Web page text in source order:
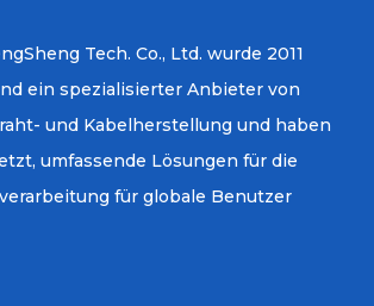
Tech. Co., Ltd. wurde 2011
ein spezialisierter Anbieter von
und Kabelherstellung und haben
umfassende Lösungen für die
für globale Benutzer